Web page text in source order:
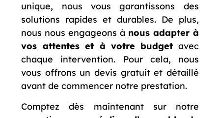
unique, nous vous garantissons des
solutions rapides et durables. De plus,
nous nous engageons à nous adapter à
vos attentes et à votre budget avec
chaque intervention. Pour cela, nous
vous offrons un devis gratuit et détaillé
avant de commencer notre prestation.
Comptez dès maintenant sur notre